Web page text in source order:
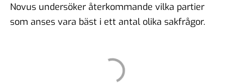
Novus undersöker återkommande vilka partier
som anses vara bäst i ett antal olika sakfrågor.